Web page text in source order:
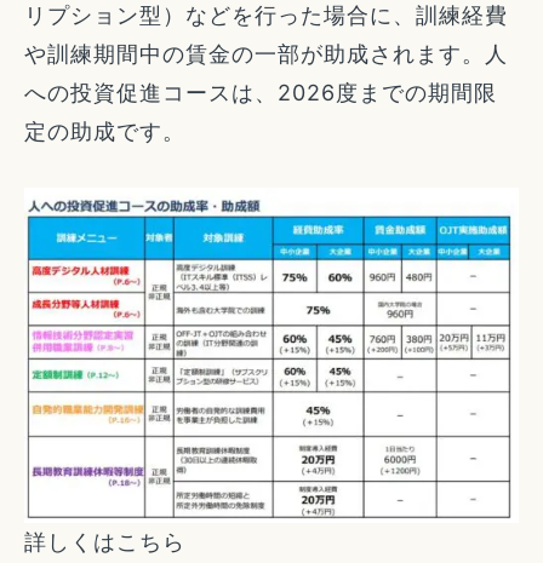
リプション型）などを行った場合に、訓練経費
や訓練期間中の賃金の一部が助成されます。人
への投資促進コースは、2026度までの期間限
定の助成です。
詳しくはこちら